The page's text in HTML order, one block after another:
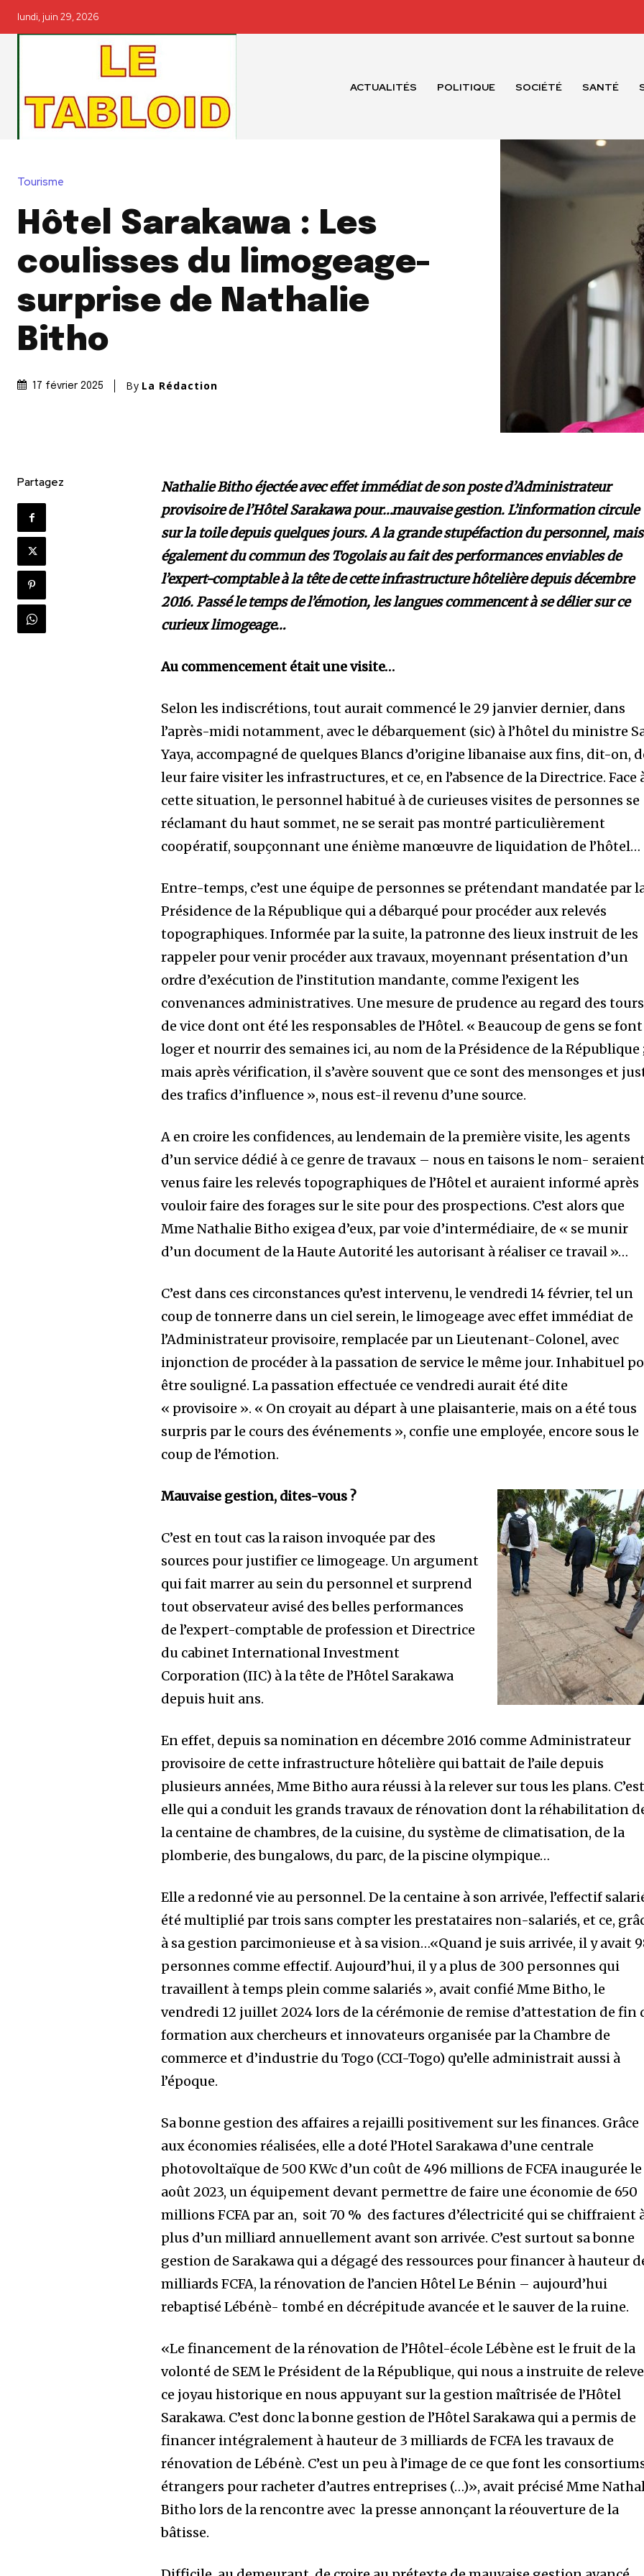
lundi, juin 29, 2026
ACTUALITÉS POLITIQUE SOCIÉTÉ SANTÉ
Tourisme
Hôtel Sarakawa : Les
coulisses du limogeage-
surprise de Nathalie
Bitho
17 février 2025 By La Rédaction
Partagez
Nathalie Bitho éjectée avec effet immédiat de son poste d’Administrateur
provisoire de l’Hôtel Sarakawa pour…mauvaise gestion. L’information circule
sur la toile depuis quelques jours. A la grande stupéfaction du personnel, mais
également du commun des Togolais au fait des performances enviables de
l’expert-comptable à la tête de cette infrastructure hôtelière depuis décembre
2016. Passé le temps de l’émotion, les langues commencent à se délier sur ce
curieux limogeage…
Au commencement était une visite…
Selon les indiscrétions, tout aurait commencé le 29 janvier dernier, dans
l’après-midi notamment, avec le débarquement (sic) à l’hôtel du ministre
Yaya, accompagné de quelques Blancs d’origine libanaise aux fins, dit-on,
leur faire visiter les infrastructures, et ce, en l’absence de la Directrice. Face
cette situation, le personnel habitué à de curieuses visites de personnes se
réclamant du haut sommet, ne se serait pas montré particulièrement
coopératif, soupçonnant une énième manœuvre de liquidation de l’hôtel…
Entre-temps, c’est une équipe de personnes se prétendant mandatée par
Présidence de la République qui a débarqué pour procéder aux relevés
topographiques. Informée par la suite, la patronne des lieux instruit de les
rappeler pour venir procéder aux travaux, moyennant présentation d’un
ordre d’exécution de l’institution mandante, comme l’exigent les
convenances administratives. Une mesure de prudence au regard des tours
de vice dont ont été les responsables de l’Hôtel. « Beaucoup de gens se font
loger et nourrir des semaines ici, au nom de la Présidence de la République
mais après vérification, il s’avère souvent que ce sont des mensonges et
des trafics d’influence », nous est-il revenu d’une source.
A en croire les confidences, au lendemain de la première visite, les agents
d’un service dédié à ce genre de travaux – nous en taisons le nom-
venus faire les relevés topographiques de l’Hôtel et auraient informé après
vouloir faire des forages sur le site pour des prospections. C’est alors que
Mme Nathalie Bitho exigea d’eux, par voie d’intermédiaire, de « se munir
d’un document de la Haute Autorité les autorisant à réaliser ce travail »…
C’est dans ces circonstances qu’est intervenu, le vendredi 14 février, tel un
coup de tonnerre dans un ciel serein, le limogeage avec effet immédiat de
l’Administrateur provisoire, remplacée par un Lieutenant-Colonel, avec
injonction de procéder à la passation de service le même jour. Inhabituel
être souligné. La passation effectuée ce vendredi aurait été dite
« provisoire ». « On croyait au départ à une plaisanterie, mais on a été tous
surpris par le cours des événements », confie une employée, encore sous le
coup de l’émotion.
Mauvaise gestion, dites-vous ?
C’est en tout cas la raison invoquée par des
sources pour justifier ce limogeage. Un argument
qui fait marrer au sein du personnel et surprend
tout observateur avisé des belles performances
de l’expert-comptable de profession et Directrice
du cabinet International Investment
Corporation (IIC) à la tête de l’Hôtel Sarakawa
depuis huit ans.
En effet, depuis sa nomination en décembre 2016 comme Administrateur
provisoire de cette infrastructure hôtelière qui battait de l’aile depuis
plusieurs années, Mme Bitho aura réussi à la relever sur tous les plans.
elle qui a conduit les grands travaux de rénovation dont la réhabilitation
la centaine de chambres, de la cuisine, du système de climatisation, de la
plomberie, des bungalows, du parc, de la piscine olympique…
Elle a redonné vie au personnel. De la centaine à son arrivée, l’effectif
été multiplié par trois sans compter les prestataires non-salariés, et ce,
à sa gestion parcimonieuse et à sa vision…«Quand je suis arrivée, il y avait
personnes comme effectif. Aujourd’hui, il y a plus de 300 personnes qui
travaillent à temps plein comme salariés », avait confié Mme Bitho, le
vendredi 12 juillet 2024 lors de la cérémonie de remise d’attestation de fin
formation aux chercheurs et innovateurs organisée par la Chambre de
commerce et d’industrie du Togo (CCI-Togo) qu’elle administrait aussi à
l’époque.
Sa bonne gestion des affaires a rejailli positivement sur les finances. Grâce
aux économies réalisées, elle a doté l’Hotel Sarakawa d’une centrale
photovoltaïque de 500 KWc d’un coût de 496 millions de FCFA inaugurée le
août 2023, un équipement devant permettre de faire une économie de 650
millions FCFA par an, soit 70 % des factures d’électricité qui se chiffraient
plus d’un milliard annuellement avant son arrivée. C’est surtout sa bonne
gestion de Sarakawa qui a dégagé des ressources pour financer à hauteur
milliards FCFA, la rénovation de l’ancien Hôtel Le Bénin – aujourd’hui
rebaptisé Lébénè- tombé en décrépitude avancée et le sauver de la ruine.
«Le financement de la rénovation de l’Hôtel-école Lébène est le fruit de la
volonté de SEM le Président de la République, qui nous a instruite de
ce joyau historique en nous appuyant sur la gestion maîtrisée de l’Hôtel
Sarakawa. C’est donc la bonne gestion de l’Hôtel Sarakawa qui a permis de
financer intégralement à hauteur de 3 milliards de FCFA les travaux de
rénovation de Lébénè. C’est un peu à l’image de ce que font les
étrangers pour racheter d’autres entreprises (…)», avait précisé Mme
Bitho lors de la rencontre avec la presse annonçant la réouverture de la
bâtisse.